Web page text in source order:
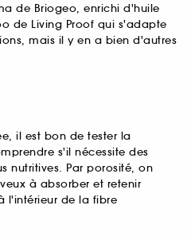
de Briogeo, enrichi d'huile
de Living Proof qui s'adapte
mais il y en a bien d'autres
il est bon de tester la
s'il nécessite des
nutritives. Par porosité, on
à absorber et retenir
l'intérieur de la fibre